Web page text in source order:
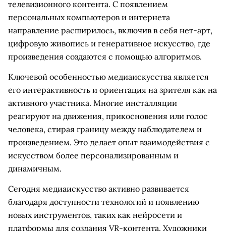
телевизионного контента. С появлением
персональных компьютеров и интернета
направление расширилось, включив в себя нет-арт,
цифровую живопись и генеративное искусство, где
произведения создаются с помощью алгоритмов.
Ключевой особенностью медиаискусства является
его интерактивность и ориентация на зрителя как на
активного участника. Многие инсталляции
реагируют на движения, прикосновения или голос
человека, стирая границу между наблюдателем и
произведением. Это делает опыт взаимодействия с
искусством более персонализированным и
динамичным.
Сегодня медиаискусство активно развивается
благодаря доступности технологий и появлению
новых инструментов, таких как нейросети и
платформы для создания VR-контента. Художники